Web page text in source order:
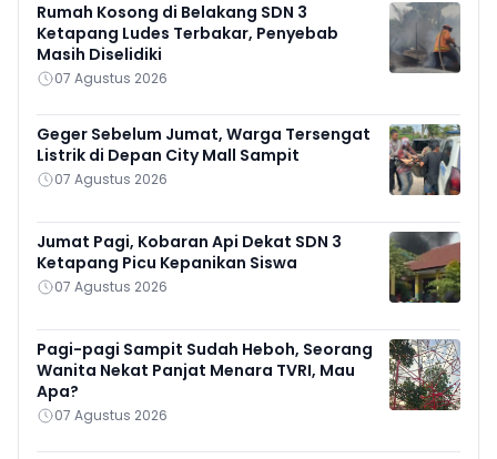
Rumah Kosong di Belakang SDN 3
Ketapang Ludes Terbakar, Penyebab
Masih Diselidiki
07 Agustus 2026
Geger Sebelum Jumat, Warga Tersengat
Listrik di Depan City Mall Sampit
07 Agustus 2026
Jumat Pagi, Kobaran Api Dekat SDN 3
Ketapang Picu Kepanikan Siswa
07 Agustus 2026
Pagi-pagi Sampit Sudah Heboh, Seorang
Wanita Nekat Panjat Menara TVRI, Mau
Apa?
07 Agustus 2026